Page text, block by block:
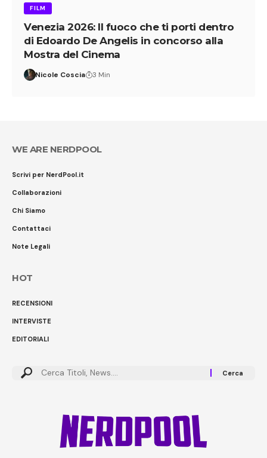
FILM
Venezia 2026: Il fuoco che ti porti dentro
di Edoardo De Angelis in concorso alla
Mostra del Cinema
Nicole Coscia 3 Min
WE ARE NERDPOOL
Scrivi per NerdPool.it
Collaborazioni
Chi Siamo
Contattaci
Note Legali
HOT
RECENSIONI
INTERVISTE
EDITORIALI